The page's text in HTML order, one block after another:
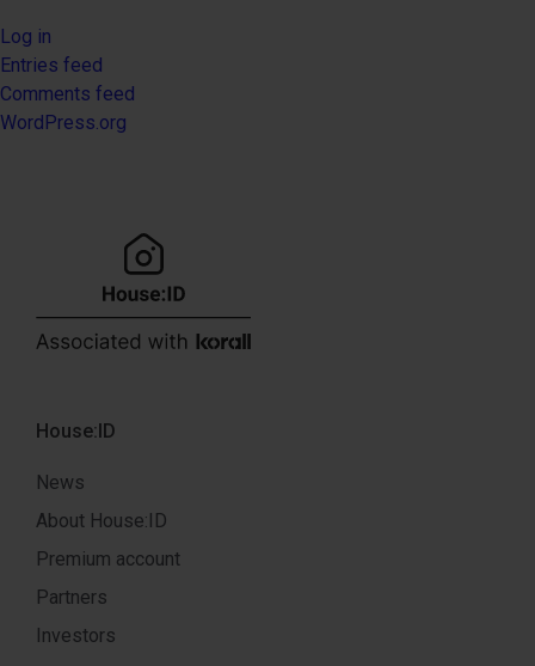
Log in
Entries feed
Comments feed
WordPress.org
House:ID
News
About House:ID
Premium account
Partners
Investors